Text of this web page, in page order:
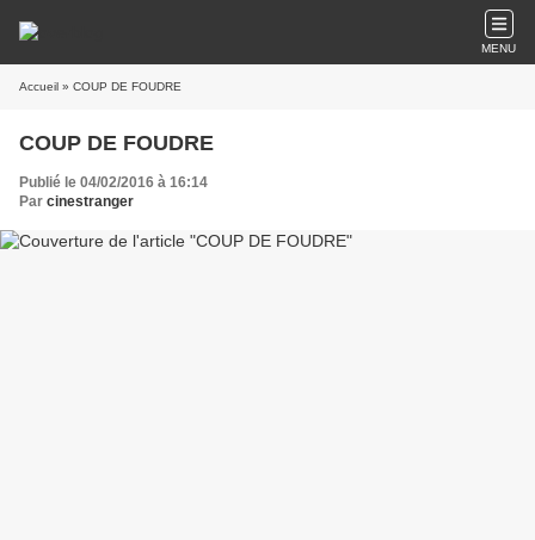
MENU
Accueil » COUP DE FOUDRE
COUP DE FOUDRE
Publié le 04/02/2016 à 16:14
Par cinestranger